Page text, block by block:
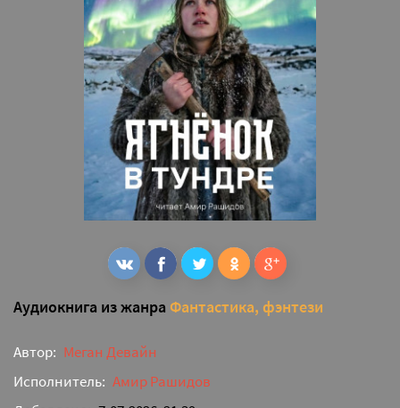
Аудиокнига из жанра Фантастика, фэнтези
Автор: Меган Девайн
Исполнитель: Амир Рашидов